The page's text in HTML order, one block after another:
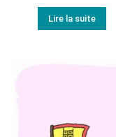
Lire la suite